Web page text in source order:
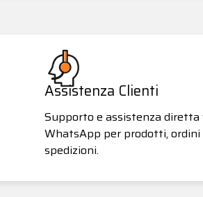
Assistenza Clienti
Supporto e assistenza diretta
WhatsApp per prodotti, ordini
spedizioni.